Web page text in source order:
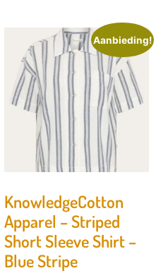
Aanbieding!
KnowledgeCotton
Apparel – Striped
Short Sleeve Shirt –
Blue Stripe